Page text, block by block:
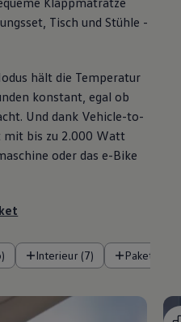
Tisch und Stühle -
hält die Temperatur
konstant, egal ob
Und dank Vehicle-to-
mit bis zu 2.000 Watt
oder das e-Bike
Interieur (7) Pakete (1)